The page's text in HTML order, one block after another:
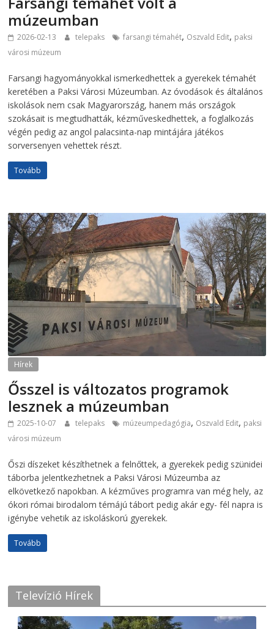
múzeumban
2026-02-13 telepaks farsangi témahét, Oszvald Edit, paksi
városi múzeum
Farsangi hagyományokkal ismerkedhettek a gyerekek témahét
keretében a Paksi Városi Múzeumban. Az óvodások és általános
iskolások nem csak Magyarország, hanem más országok
szokásait is megtudhatták, kézműveskedhettek, a foglalkozás
végén pedig az angol palacsinta-nap mintájára játékos
sorversenyen vehettek részt.
Tovább
Hírek
Ősszel is változatos programok
lesznek a múzeumban
2025-10-07 telepaks múzeumpedagógia, Oszvald Edit, paksi
városi múzeum
Őszi díszeket készíthetnek a felnőttek, a gyerekek pedig szünidei
táborba jelentkezhetnek a Paksi Városi Múzeumba az
elkövetkező napokban. A kézműves programra van még hely, az
ókori római birodalom témájú tábort pedig akár egy- fél napra is
igénybe vehetik az iskoláskorú gyerekek.
Tovább
Televízió Hírek